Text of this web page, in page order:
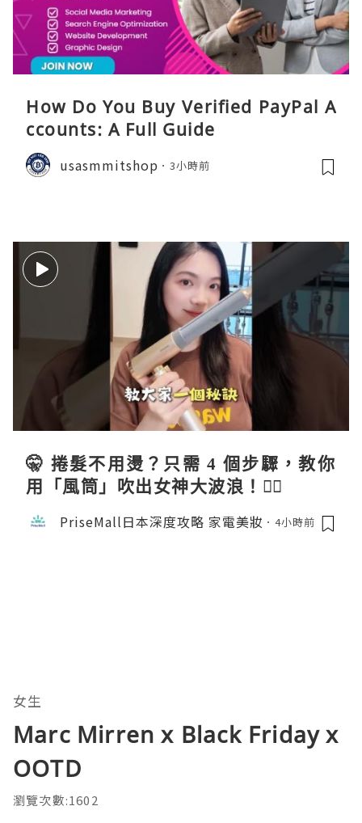
How Do You Buy Verified PayPal A
ccounts: A Full Guide
usasmmitshop 3小時前
🤫 捲髮不用燙？只需 4 個步驟，教你
用「風筒」吹出女神大波浪！💇‍♀️
PriseMall日本深度攻略 家電美妝 4小時前
女生
Marc Mirren x Black Friday x
OOTD
瀏覽次數:1602